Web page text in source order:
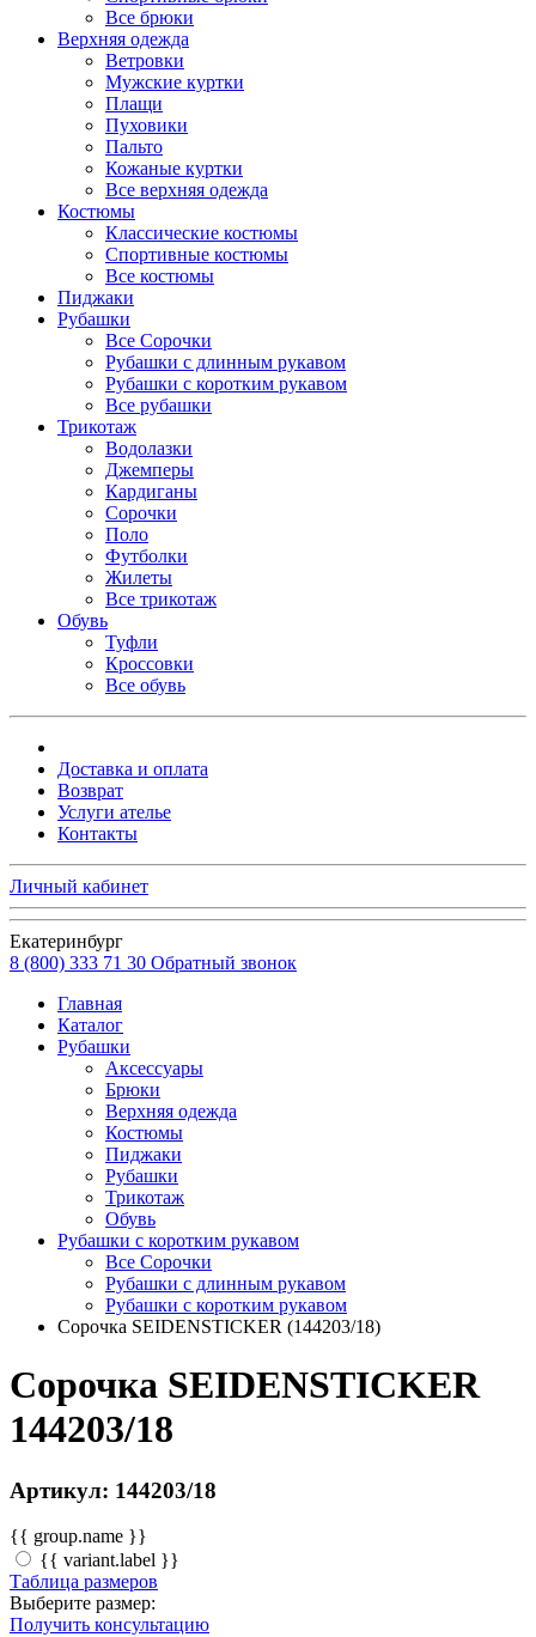
Все брюки
Верхняя одежда
Ветровки
Мужские куртки
Плащи
Пуховики
Пальто
Кожаные куртки
Все верхняя одежда
Костюмы
Классические костюмы
Спортивные костюмы
Все костюмы
Пиджаки
Рубашки
Все Сорочки
Рубашки с длинным рукавом
Рубашки с коротким рукавом
Все рубашки
Трикотаж
Водолазки
Джемперы
Кардиганы
Сорочки
Поло
Футболки
Жилеты
Все трикотаж
Обувь
Туфли
Кроссовки
Все обувь
Доставка и оплата
Возврат
Услуги ателье
Контакты
Личный кабинет
Екатеринбург
8 (800) 333 71 30 Обратный звонок
Главная
Каталог
Рубашки
Аксессуары
Брюки
Верхняя одежда
Костюмы
Пиджаки
Рубашки
Трикотаж
Обувь
Рубашки с коротким рукавом
Все Сорочки
Рубашки с длинным рукавом
Рубашки с коротким рукавом
Сорочка SEIDENSTICKER (144203/18)
Сорочка SEIDENSTICKER
144203/18
Артикул: 144203/18
{{ group.name }}
{{ variant.label }}
Таблица размеров
Выберите размер:
Получить консультацию